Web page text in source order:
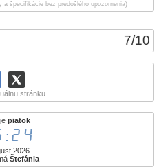
7/10
stránku
piatok
2026
Štefánia
špecifikácie bez predošlého upozornenia)